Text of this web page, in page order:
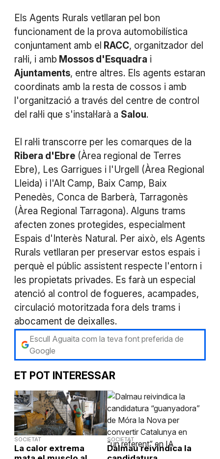
Els Agents Rurals vetllaran pel bon
funcionament de la prova automobilística
conjuntament amb el RACC, organitzador del
ral·li, i amb Mossos d'Esquadra i
Ajuntaments, entre altres. Els agents estaran
coordinats amb la resta de cossos i amb
l'organització a través del centre de control
del ral·li que s'instal·larà a Salou.
El ral·li transcorre per les comarques de la
Ribera d'Ebre(Àrea regional de Terres
Ebre), Les Garrigues i l'Urgell (Àrea Regional
Lleida) i l'Alt Camp, Baix Camp, Baix
Penedès, Conca de Barberà, Tarragonès
(Àrea Regional Tarragona). Alguns trams
afecten zones protegides, especialment
Espais d'Interès Natural. Per això, els Agents
Rurals vetllaran per preservar estos espais i
perquè el públic assistent respecte l'entorn i
les propietats privades. Es farà un especial
atenció al control de fogueres, acampades,
circulació motoritzada fora dels trams i
abocament de deixalles.
Escull Aguaita com la teva font preferida de
Google
ET POT INTERESSAR
SOCIETAT
La calor extrema
SOCIETAT
Dalmau reivindica la